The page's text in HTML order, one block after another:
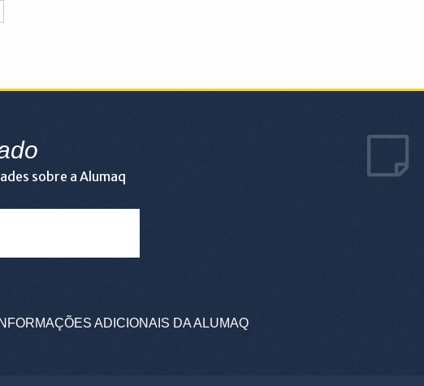
sobre a Alumaq
ADICIONAIS DA ALUMAQ